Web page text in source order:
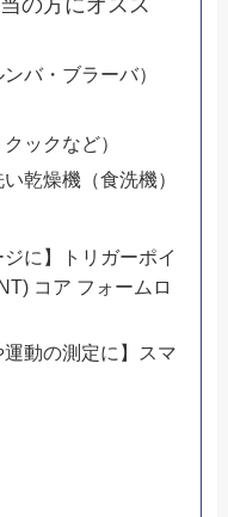
の方にオスス
バ・ブラーバ）
ックなど）
乾燥機（食洗機）
ジに】トリガーポイ
コア フォームロ
運動の測定に】スマ